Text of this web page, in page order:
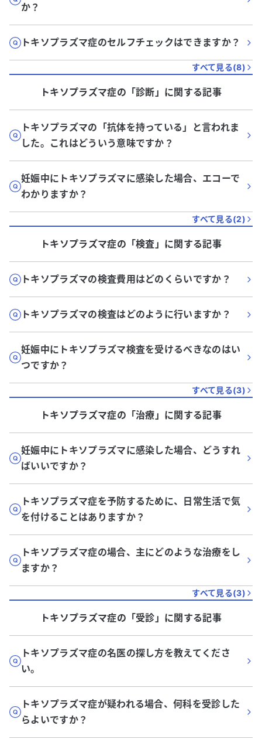
か？
トキソプラズマ症のセルフチェックはできますか？
すべて見る(8)
トキソプラズマ症の「診断 」に関する記事
トキソプラズマの「抗体を持っている」と言われま
した。これはどういう意味ですか？
妊娠中にトキソプラズマに感染した場合、エコーで
わかりますか？
すべて見る(2)
トキソプラズマ症の「検査 」に関する記事
トキソプラズマの検査費用はどのくらいですか？
トキソプラズマの検査はどのように行いますか？
妊娠中にトキソプラズマ検査を受けるべきなのはい
つですか？
すべて見る(3)
トキソプラズマ症の「治療 」に関する記事
妊娠中にトキソプラズマに感染した場合、どうすれ
ばいいですか？
トキソプラズマ症を予防するために、日常生活で気
を付けることはありますか？
トキソプラズマ症の場合、主にどのような治療をし
ますか？
すべて見る(3)
トキソプラズマ症の「受診 」に関する記事
トキソプラズマ症の名医の探し方を教えてくださ
い。
トキソプラズマ症が疑われる場合、何科を受診した
らよいですか？